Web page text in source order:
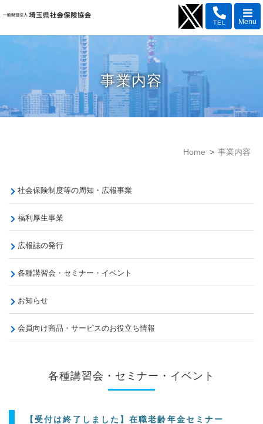
Menu
TEL
事業内容
Home 事業内容
社会保険制度等の周知・広報事業
福利厚生事業
広報誌の発行
各種講習会・セミナー・イベント
お知らせ
会員向け商品・サービスのお役立ち情報
各種講習会・セミナー・イベント
【受付は終了しました】在職老齢年金セミナー